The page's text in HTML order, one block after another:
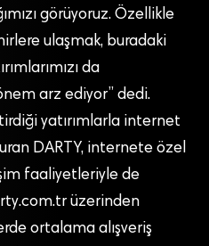
görüyoruz. Özellikle
ulaşmak, buradaki
da
arz ediyor” dedi.
yatırımlarla internet
DARTY, internete özel
faaliyetleriyle de
üzerinden
ortalama alışveriş